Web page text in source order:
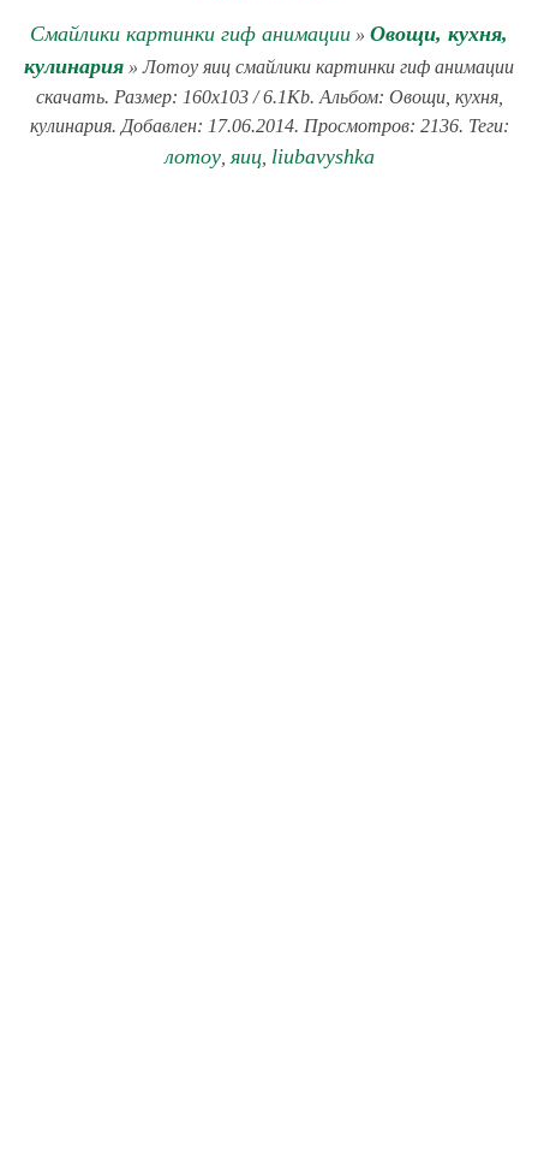
Смайлики картинки гиф анимации » Овощи, кухня,
кулинария » Лотоу яиц смайлики картинки гиф анимации
скачать. Размер: 160x103 / 6.1Kb. Альбом: Овощи, кухня,
кулинария. Добавлен: 17.06.2014. Просмотров: 2136. Теги:
лотоу, яиц, liubavyshka